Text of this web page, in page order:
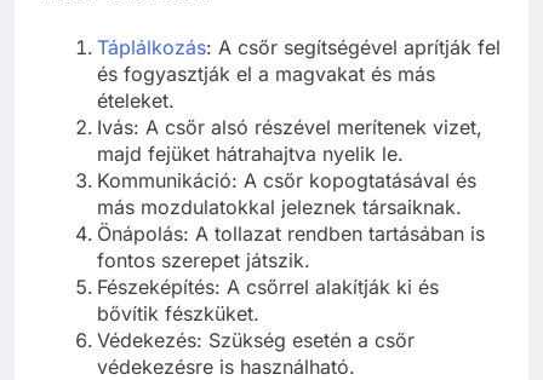
Táplálkozás: A csőr segítségével aprítják fel
és fogyasztják el a magvakat és más
ételeket.
Ivás: A csőr alsó részével merítenek vizet,
majd fejüket hátrahajtva nyelik le.
Kommunikáció: A csőr kopogtatásával és
más mozdulatokkal jeleznek társaiknak.
Önápolás: A tollazat rendben tartásában is
fontos szerepet játszik.
Fészeképítés: A csőrrel alakítják ki és
bővítik fészküket.
Védekezés: Szükség esetén a csőr
védekezésre is használható.